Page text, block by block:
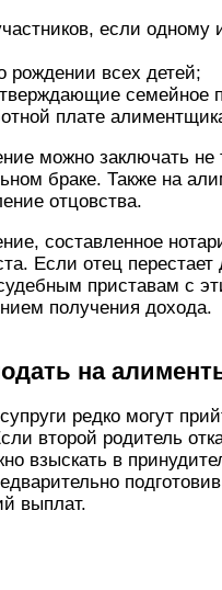
если одному
рождении всех детей;
семейное
плате
можно заключать не
браке. Также на
отцовства.
составленное
Если отец
приставам с
получения дохода.
на
редко могут
второй родитель
взыскать в
выплат.